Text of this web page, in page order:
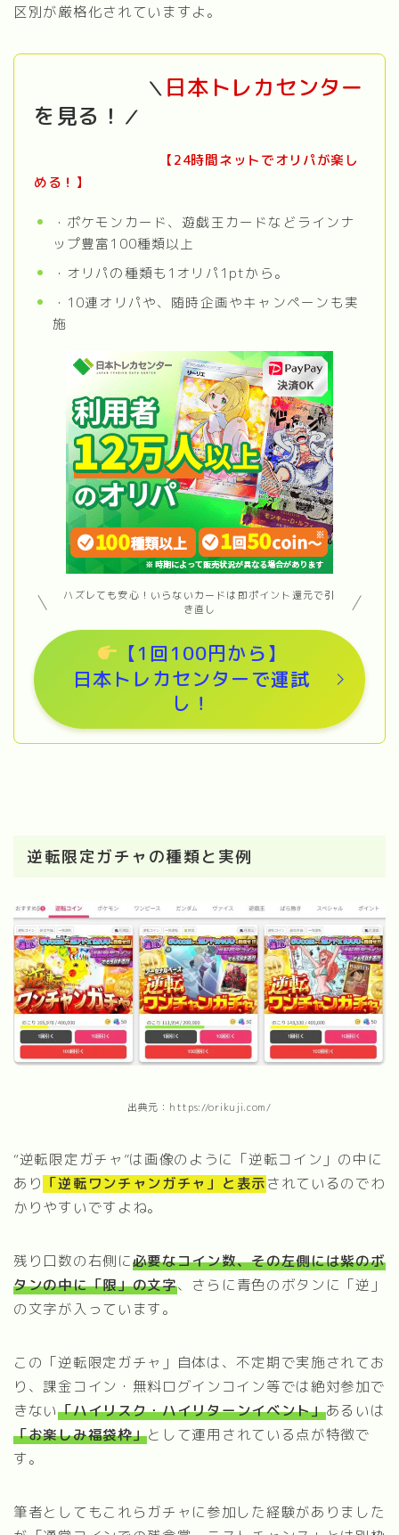
区別が厳格化されていますよ。
＼ 日本トレカセンター
を見る！ ／
【24時間ネットでオリパが楽し
める！ 】
・ポケモンカード、遊戯王カードなどラインナ
ップ豊富100種類以上
・オリパの種類も1オリパ1ptから。
・10連オリパや、随時企画やキャンペーンも実
施
ハズレても安心！いらないカードは即ポイント還元で引
き直し
【1回100円から】
日本トレカセンターで運試
し！
逆転限定ガチャの種類と実例
出典元：https://orikuji.com/
“逆転限定ガチャ”は画像のように「逆転コイン」の中に
あり 「逆転ワンチャンガチャ」と表示されているのでわ
かりやすいですよね。
残り口数の右側に必要なコイン数、その左側には紫のボ
タンの中に「限」の文字、さらに青色のボタンに「逆」
の文字が入っています。
この「逆転限定ガチャ」自体は、不定期で実施されてお
り、課金コイン・無料ログインコイン等では絶対参加で
きない「ハイリスク・ハイリターンイベント」あるいは
「お楽しみ福袋枠」として運用されている点が特徴で
す。
筆者としてもこれらガチャに参加した経験がありました